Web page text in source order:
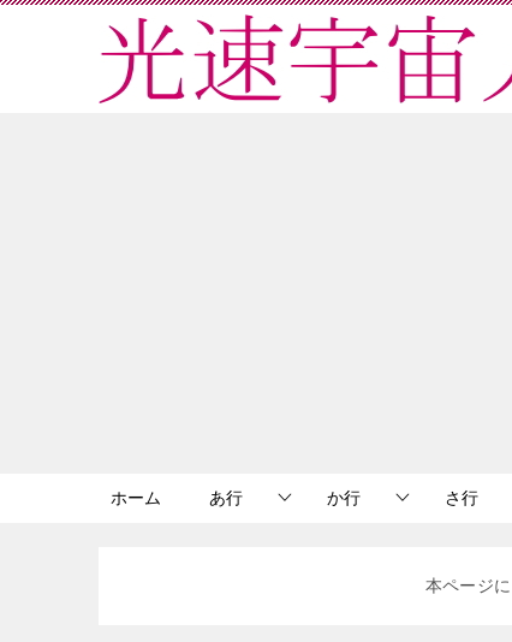
ホーム あ行 か行 さ行
本ページ